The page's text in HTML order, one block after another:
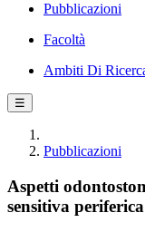
Pubblicazioni
Facoltà
Ambiti Di
☰
Pubblicazioni
Aspetti
sensitiva periferica